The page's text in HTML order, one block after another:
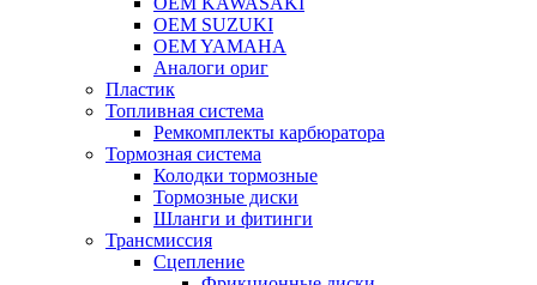
OEM SUZUKI
OEM YAMAHA
Аналоги ориг
Пластик
Топливная система
Ремкомплекты карбюратора
Тормозная система
Колодки тормозные
Тормозные диски
Шланги и фитинги
Трансмиссия
Cцепление